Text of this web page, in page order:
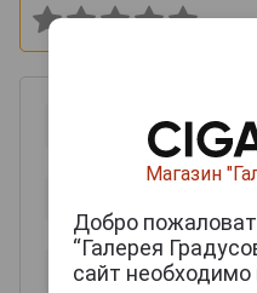
Магазин
Добро
“Галерея
сайт